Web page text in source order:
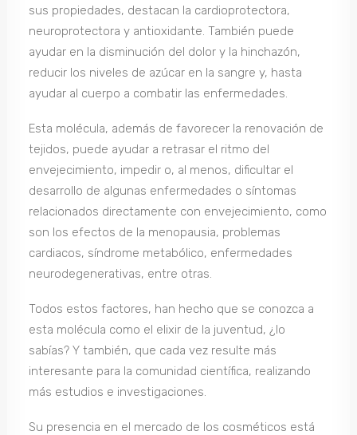
sus propiedades, destacan la cardioprotectora,
neuroprotectora y antioxidante. También puede
ayudar en la disminución del dolor y la hinchazón,
reducir los niveles de azúcar en la sangre y, hasta
ayudar al cuerpo a combatir las enfermedades.
Esta molécula, además de favorecer la renovación de
tejidos, puede ayudar a retrasar el ritmo del
envejecimiento, impedir o, al menos, dificultar el
desarrollo de algunas enfermedades o síntomas
relacionados directamente con envejecimiento, como
son los efectos de la menopausia, problemas
cardiacos, síndrome metabólico, enfermedades
neurodegenerativas, entre otras.
Todos estos factores, han hecho que se conozca a
esta molécula como el elixir de la juventud, ¿lo
sabías? Y también, que cada vez resulte más
interesante para la comunidad científica, realizando
más estudios e investigaciones.
Su presencia en el mercado de los cosméticos está